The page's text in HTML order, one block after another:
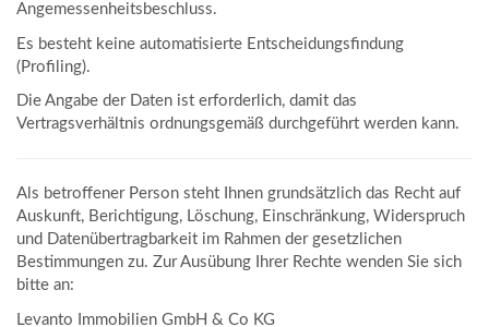
Angemessenheitsbeschluss.
Es besteht keine automatisierte Entscheidungsfindung
(Profiling).
Die Angabe der Daten ist erforderlich, damit das
Vertragsverhältnis ordnungsgemäß durchgeführt werden kann.
Als betroffener Person steht Ihnen grundsätzlich das Recht auf
Auskunft, Berichtigung, Löschung, Einschränkung, Widerspruch
und Datenübertragbarkeit im Rahmen der gesetzlichen
Bestimmungen zu. Zur Ausübung Ihrer Rechte wenden Sie sich
bitte an:
Levanto Immobilien GmbH & Co KG